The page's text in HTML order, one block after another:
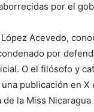
por el
Acevedo,
por
O el filósofo y
publicación en
la Miss